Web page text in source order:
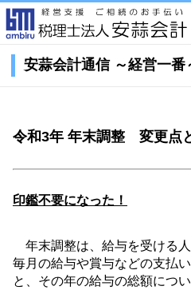
安蒜会計通信 ～経営一番
令和3年 年末調整 変更点
印鑑不要になった！
年末調整は、給与を受ける
毎月の給与や賞与などの支払
と、その年の給与の総額につ